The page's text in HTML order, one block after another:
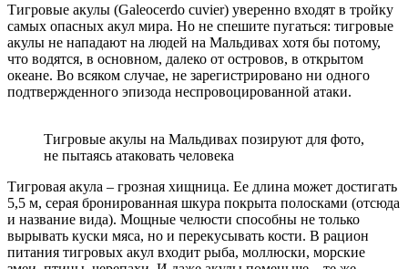
Тигровые акулы (Galeocerdo cuvier) уверенно входят в тройку
самых опасных акул мира. Но не спешите пугаться: тигровые
акулы не нападают на людей на Мальдивах хотя бы потому,
что водятся, в основном, далеко от островов, в открытом
океане. Во всяком случае, не зарегистрировано ни одного
подтвержденного эпизода неспровоцированной атаки.
Тигровые акулы на Мальдивах позируют для фото,
не пытаясь атаковать человека
Тигровая акула – грозная хищница. Ее длина может достигать
5,5 м, серая бронированная шкура покрыта полосками (отсюда
и название вида). Мощные челюсти способны не только
вырывать куски мяса, но и перекусывать кости. В рацион
питания тигровых акул входит рыба, моллюски, морские